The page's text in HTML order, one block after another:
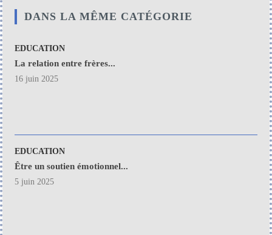
DANS LA MÊME CATÉGORIE
EDUCATION
La relation entre frères...
16 juin 2025
EDUCATION
Être un soutien émotionnel...
5 juin 2025